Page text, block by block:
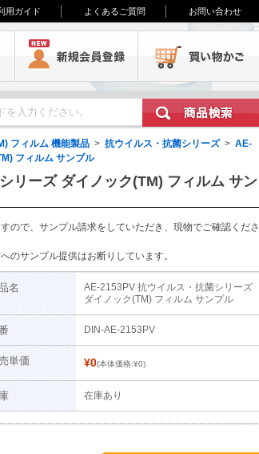
用ガイド よくあるご質問 お問い合わせ
フィルム 機能製品 > 抗ウイルス・抗菌シリーズ > AE-
フィルム サンプル
リーズ ダイノック(TM) フィルム サン
ので、サンプル請求をしていただき、現物でご確認くださ
のサンプル提供はお断りしています。
名
AE-2153PV 抗ウイルス・抗菌シリーズ
ダイノック(TM) フィルム サンプル
DIN-AE-2153PV
単価 ¥0(本体価格:¥0)
在庫あり